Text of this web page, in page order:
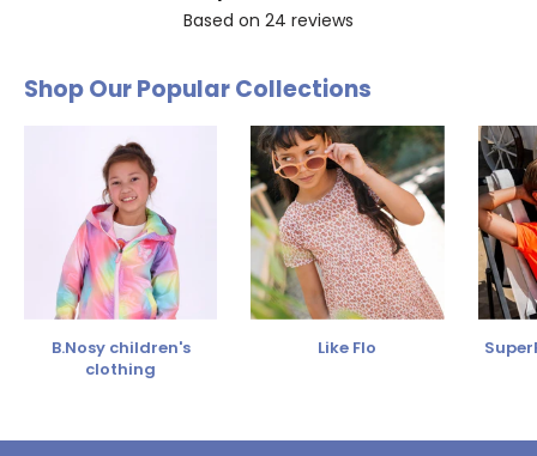
Shop Our Popular Collections
B.Nosy children's
clothing
Like Flo